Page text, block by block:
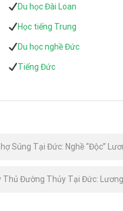
Du học Đài Loan
Học tiếng Trung
Du học nghề Đức
Tiếng Đức
Súng Tại Đức: Nghề “Độc”
Thủ Đường Thủy Tại Đức: Lương